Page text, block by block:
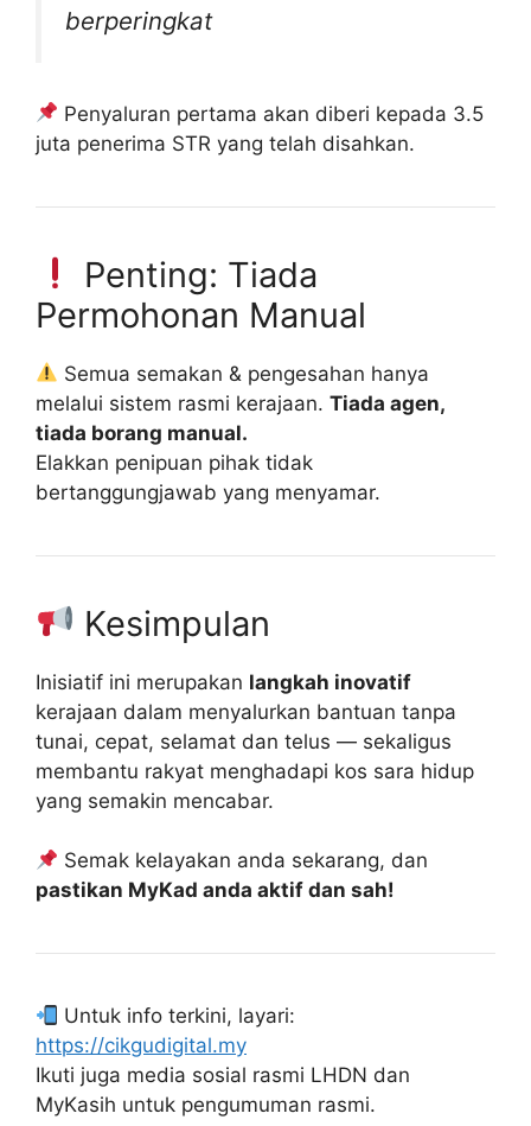
berperingkat
Penyaluran pertama akan diberi kepada 3.5
juta penerima STR yang telah disahkan.
Penting: Tiada
Permohonan Manual
Semua semakan & pengesahan hanya
melalui sistem rasmi kerajaan. Tiada agen,
tiada borang manual.
Elakkan penipuan pihak tidak
bertanggungjawab yang menyamar.
Kesimpulan
Inisiatif ini merupakan langkah inovatif
kerajaan dalam menyalurkan bantuan tanpa
tunai, cepat, selamat dan telus — sekaligus
membantu rakyat menghadapi kos sara hidup
yang semakin mencabar.
Semak kelayakan anda sekarang, dan
pastikan MyKad anda aktif dan sah!
Untuk info terkini, layari:
https://cikgudigital.my
Ikuti juga media sosial rasmi LHDN dan
MyKasih untuk pengumuman rasmi.